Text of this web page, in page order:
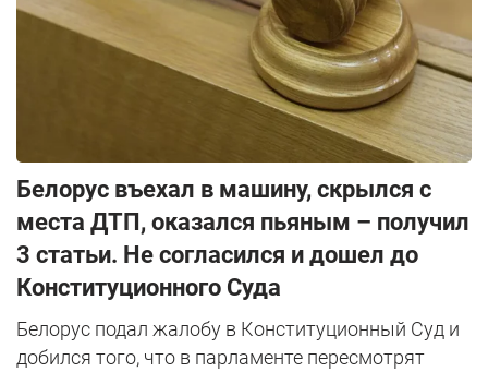
Белорус въехал в машину, скрылся с
места ДТП, оказался пьяным – получил
3 статьи. Не согласился и дошел до
Конституционного Суда
Белорус подал жалобу в Конституционный Суд и
добился того, что в парламенте пересмотрят